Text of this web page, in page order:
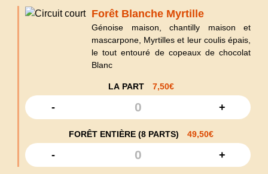
Forêt Blanche Myrtille
Génoise maison, chantilly maison et
mascarpone, Myrtilles et leur coulis épais,
le tout entouré de copeaux de chocolat
Blanc
LA PART 7,50€
- +
FORÊT ENTIÈRE (8 PARTS) 49,50€
- +